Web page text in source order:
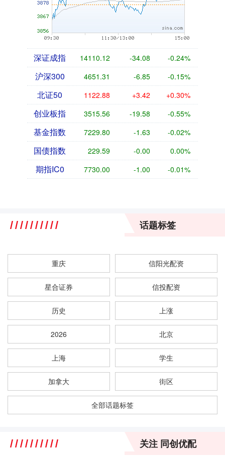
深证成指 14110.12 -34.08 -0.24%
沪深300 4651.31 -6.85 -0.15%
北证50 1122.88 +3.42 +0.30%
创业板指 3515.56 -19.58 -0.55%
基金指数 7229.80 -1.63 -0.02%
国债指数 229.59 -0.00 0.00%
期指IC0 7730.00 -1.00 -0.01%
话题标签
重庆 信阳光配资
星合证券 信投配资
历史 上涨
2026 北京
上海 学生
加拿大 街区
全部话题标签
关注 同创优配